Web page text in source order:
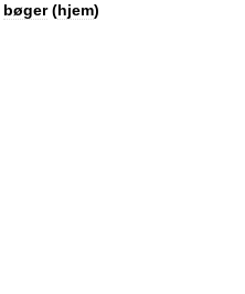
bøger(hjem)